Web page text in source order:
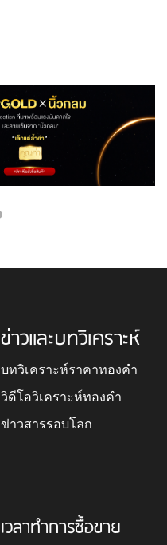
ข่าวและบทวิเคราะห์
บทวิเคราะห์ราคาทองคำ
วิดีโอวิเคราะห์ทองคำ
ข่าวสารรอบโลก
เวลาทำการซื้อขาย